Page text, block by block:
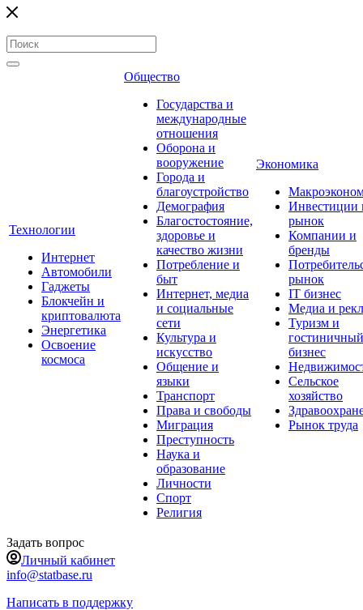
Технологии
Интернет
Автомобили
Гаджеты
Блокчейн и
криптовалюта
Энергетика
Освоение
космоса
Общество
Государства и
международные
отношения
Оборона и
вооружение
Города и
благоустройство
Демография
Благостостояние,
здоровье и
качество жизни
Потребление и
быт
Интернет, медиа
и социальные
сети
Культура и
искусство
Общение и
языки
Транспорт
Права и свободы
Миграция
Преступность
Наука и
образование
Личности
Спорт
Религия
Экономика
Инвестиции
рынок
Компании и
бренды
рынок
IT бизнес
Медиа и
Туризм и
гостиничный
бизнес
Сельское
хозяйство
Рынок труда
Задать вопрос
Личный кабинет
info@statbase.ru
Написать в поддержку